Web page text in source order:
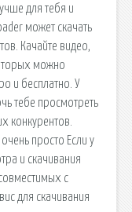
для тебя и
может скачать
Качайте видео,
можно
и бесплатно. У
тебе просмотреть
конкурентов.
просто Если у
и скачивания
с
для скачивания